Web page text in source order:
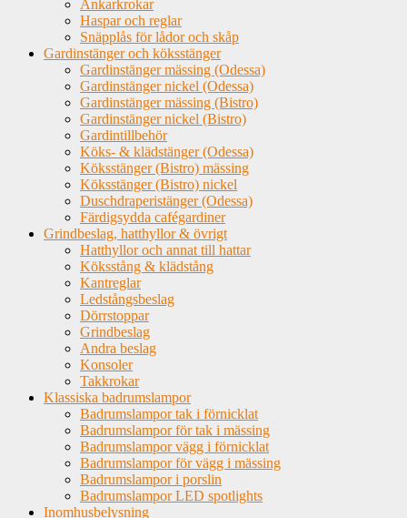
Ankarkrokar
Haspar och reglar
Snäpplås för lådor och skåp
Gardinstänger och köksstänger
Gardinstänger mässing (Odessa)
Gardinstänger nickel (Odessa)
Gardinstänger mässing (Bistro)
Gardinstänger nickel (Bistro)
Gardintillbehör
Köks- & klädstänger (Odessa)
Köksstänger (Bistro) mässing
Köksstänger (Bistro) nickel
Duschdraperistänger (Odessa)
Färdigsydda cafégardiner
Grindbeslag, hatthyllor & övrigt
Hatthyllor och annat till hattar
Köksstång & klädstång
Kantreglar
Ledstångsbeslag
Dörrstoppar
Grindbeslag
Andra beslag
Konsoler
Takkrokar
Klassiska badrumslampor
Badrumslampor tak i förnicklat
Badrumslampor för tak i mässing
Badrumslampor vägg i förnicklat
Badrumslampor för vägg i mässing
Badrumslampor i porslin
Badrumslampor LED spotlights
Inomhusbelysning